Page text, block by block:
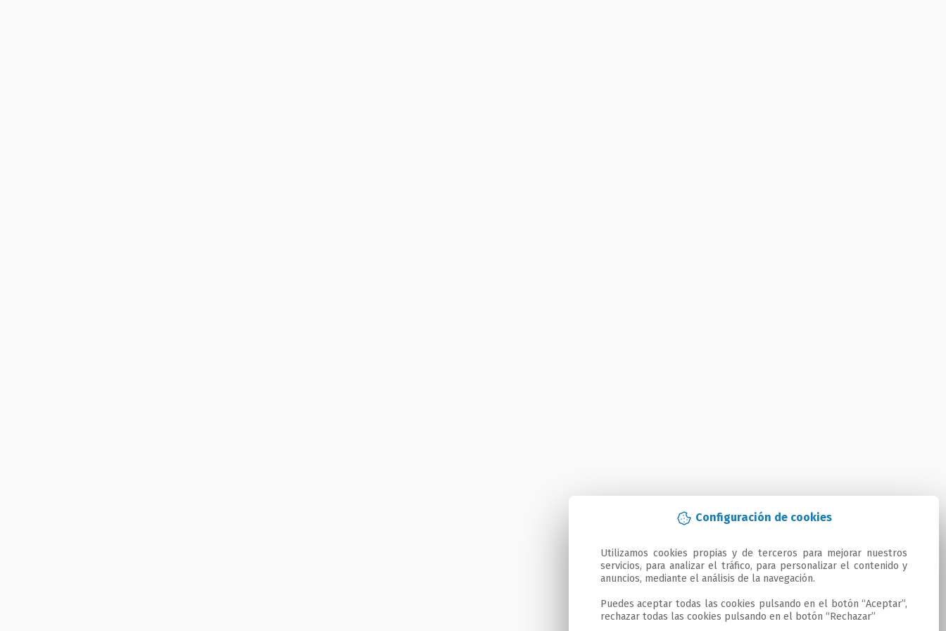
Configuración de cookies
Utilizamos cookies propias y de terceros para mejorar nuestros
servicios, para analizar el tráfico, para personalizar el contenido y
anuncios, mediante el análisis de la navegación.
Puedes aceptar todas las cookies pulsando en el botón “Aceptar”,
rechazar todas las cookies pulsando en el botón “Rechazar”